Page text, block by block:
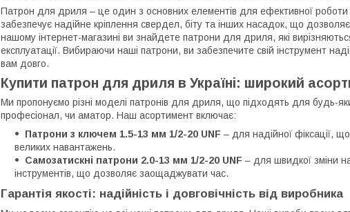
Патрон для дриля – це один з основних елементів для ефективної роботи
забезпечує надійне кріплення свердел, біту та інших насадок, що
нашому інтернет-магазині ви знайдете патрони для дриля, які
експлуатації. Вибираючи наші патрони, ви забезпечите свій інструмент
вам довго.
Купити патрон для дриля в Україні: широкий
Ми пропонуємо різні моделі патронів для дриля, що підходять для будь-
професіонал, чи аматор. Наш асортимент включає:
Патрони з ключем 1.5-13 мм 1/2-20 UNF – для надійної фіксації,
великих навантажень.
Самозатискні патрони 2.0-13 мм 1/2-20 UNF – для швидкої зміни
інструментів, що дозволяє заощаджувати час.
Гарантія якості: надійність і довговічність від виробника